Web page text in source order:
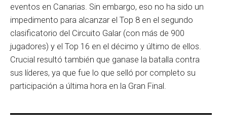
eventos en Canarias. Sin embargo, eso no ha sido un
impedimento para alcanzar el Top 8 en el segundo
clasificatorio del Circuito Galar (con más de 900
jugadores) y el Top 16 en el décimo y último de ellos.
Crucial resultó también que ganase la batalla contra
sus líderes, ya que fue lo que selló por completo su
participación a última hora en la Gran Final.